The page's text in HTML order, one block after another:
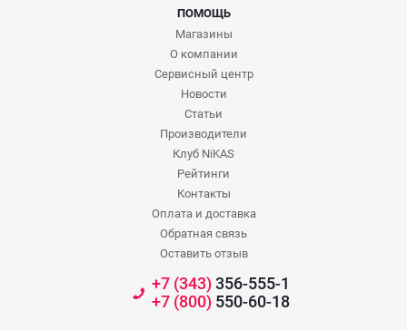
ПОМОЩЬ
Магазины
О компании
Сервисный центр
Новости
Статьи
Производители
Клуб NiKAS
Рейтинги
Контакты
Оплата и доставка
Обратная связь
Оставить отзыв
+7 (343)356-555-1
+7 (800)550-60-18